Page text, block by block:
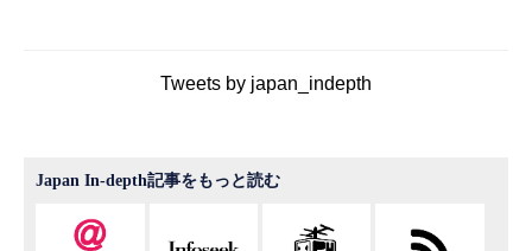
Tweets by japan_indepth
Japan In-depth記事をもっと読む